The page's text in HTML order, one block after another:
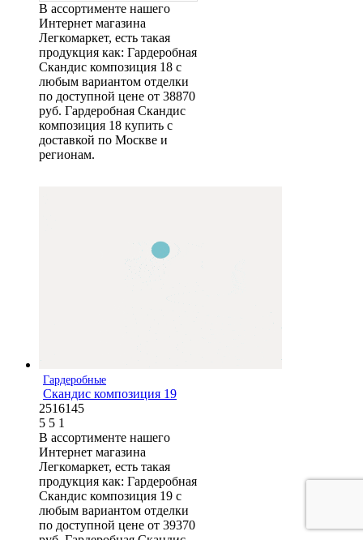
В ассортименте нашего
Интернет магазина
Легкомаркет, есть такая
продукция как: Гардеробная
Скандис композиция 18 с
любым вариантом отделки
по доступной цене от 38870
руб. Гардеробная Скандис
композиция 18 купить с
доставкой по Москве и
регионам.
Гардеробные
Скандис композиция 19
2516145
5 5 1
В ассортименте нашего
Интернет магазина
Легкомаркет, есть такая
продукция как: Гардеробная
Скандис композиция 19 с
любым вариантом отделки
по доступной цене от 39370